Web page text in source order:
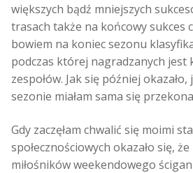
większych bądź mniejszych
trasach także na końcowy sukces
bowiem na koniec sezonu
podczas której nagradzanych jest
zespołów. Jak się później
sezonie miałam sama się
Gdy zaczęłam chwalić się moimi
społecznościowych okazało się,
miłośników weekendowego